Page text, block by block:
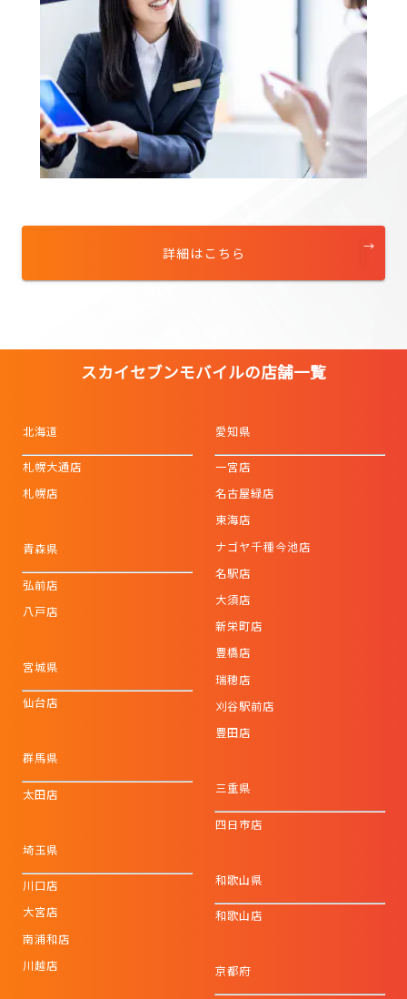
詳細はこちら
スカイセブンモバイルの店舗一覧
北海道
札幌大通店
札幌店
青森県
弘前店
八戸店
宮城県
仙台店
群馬県
太田店
埼玉県
川口店
大宮店
南浦和店
川越店
愛知県
一宮店
名古屋緑店
東海店
ナゴヤ千種今池店
名駅店
大須店
新栄町店
豊橋店
瑞穂店
刈谷駅前店
豊田店
三重県
四日市店
和歌山県
和歌山店
京都府